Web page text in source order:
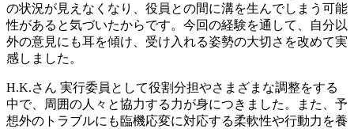
の状況が見えなくなり、役員との間に溝を生んでしまう可能
性があると気づいたからです。今回の経験を通して、自分以
外の意見にも耳を傾け、受け入れる姿勢の大切さを改めて実
感しました。
H.K.さん 実行委員として役割分担やさまざまな調整をする
中で、周囲の人々と協力する力が身につきました。また、予
想外のトラブルにも臨機応変に対応する柔軟性や行動力を養